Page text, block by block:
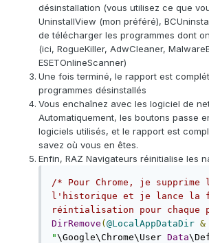
désinstallation (vous utilisez ce que
UninstallView (mon préféré),
de télécharger les programmes dont
(ici, RogueKiller, AdwCleaner,
ESETOnlineScanner)
Une fois terminé, le rapport est
programmes désinstallés
Vous enchaînez avec les logiciel de
Automatiquement, les boutons passe
logiciels utilisés, et le rapport est
savez où vous en êtes.
Enfin, RAZ Navigateurs réinitialise les
/* Pour Chrome, je supprime
l'historique et je lance la
réintialisation pour
DirRemove (@LocalAppDataDir &
"\Google\Chrome\User Data